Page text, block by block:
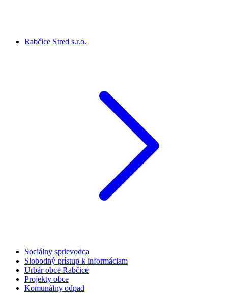
Rabčice Stred s.r.o.
Sociálny sprievodca
Slobodný prístup k informáciam
Urbár obce Rabčice
Projekty obce
Komunálny odpad